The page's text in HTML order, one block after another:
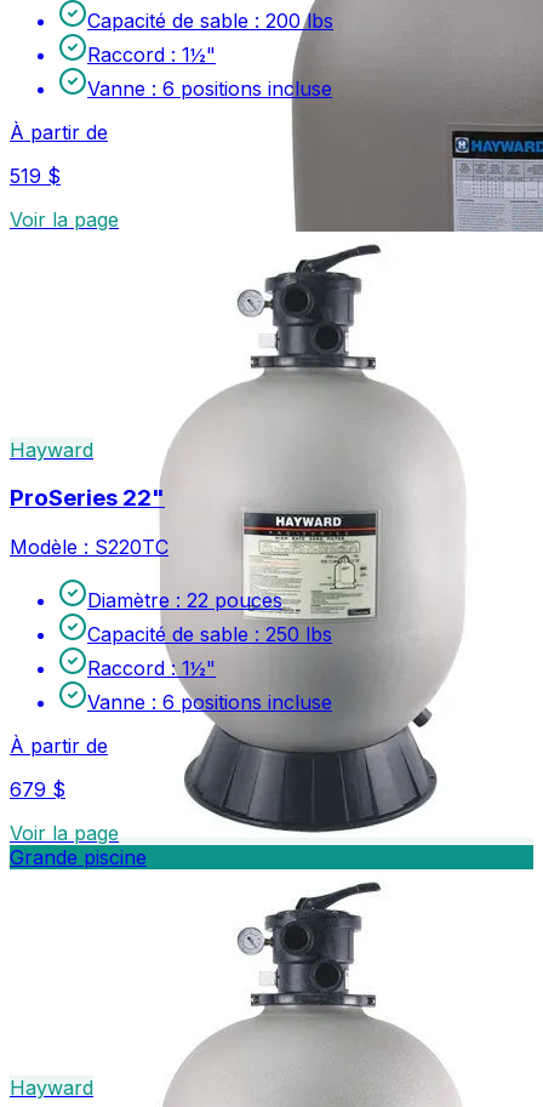
Capacité de sable : 200 lbs
Raccord : 1½"
Vanne : 6 positions incluse
À partir de
519 $
Voir la page
Hayward
ProSeries 22"
Modèle : S220TC
Diamètre : 22 pouces
Capacité de sable : 250 lbs
Raccord : 1½"
Vanne : 6 positions incluse
À partir de
679 $
Voir la page
Grande piscine
Hayward